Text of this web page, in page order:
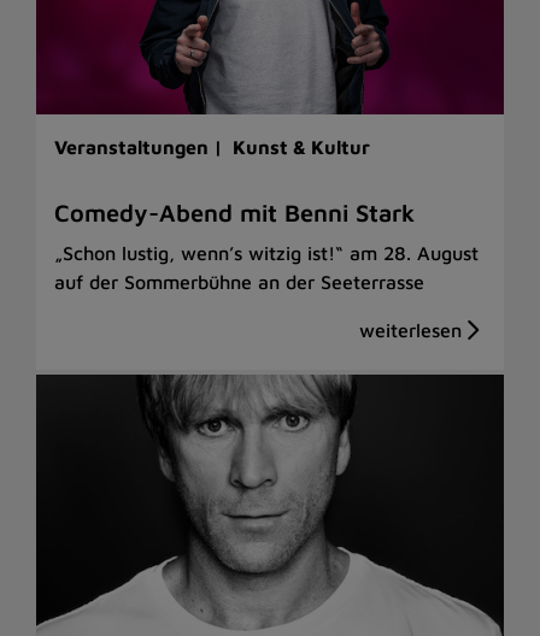
Veranstaltungen | Kunst & Kultur
Comedy-Abend mit Benni Stark
„Schon lustig, wenn’s witzig ist!“ am 28. August
auf der Sommerbühne an der Seeterrasse